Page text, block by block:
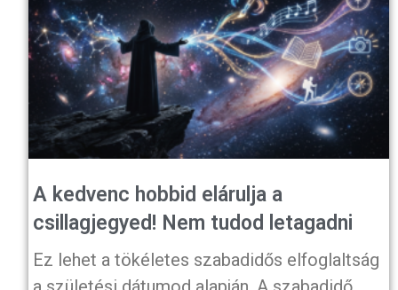
A kedvenc hobbid elárulja a
csillagjegyed! Nem tudod letagadni
Ez lehet a tökéletes szabadidős elfoglaltság